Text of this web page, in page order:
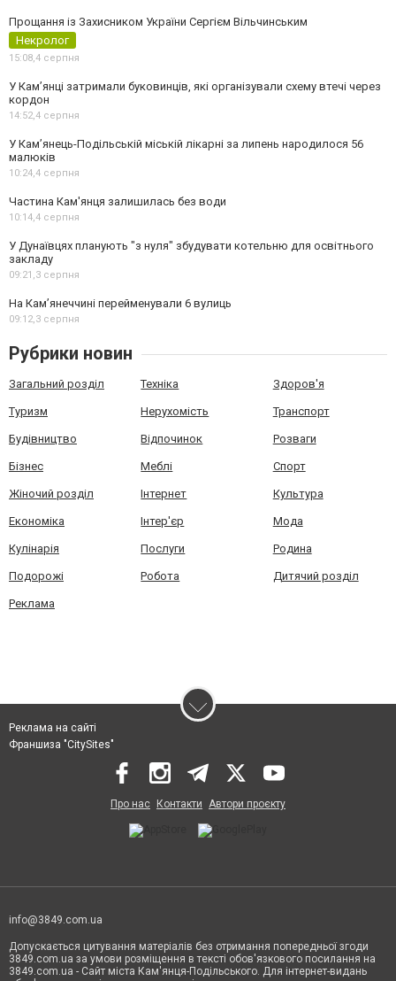
Прощання із Захисником України Сергієм Вільчинським
Некролог
15:08,4 серпня
У Кам’янці затримали буковинців, які організували схему втечі через
кордон
14:52,4 серпня
У Кам’янець-Подільській міській лікарні за липень народилося 56
малюків
10:24,4 серпня
Частина Кам'янця залишилась без води
10:14,4 серпня
У Дунаївцях планують "з нуля" збудувати котельню для освітнього
закладу
09:21,3 серпня
На Камʼянеччині перейменували 6 вулиць
09:12,3 серпня
Рубрики новин
Загальний розділ Техніка Здоров'я
Туризм Нерухомість Транспорт
Будівництво Відпочинок Розваги
Бізнес Меблі Спорт
Жіночий розділ Інтернет Культура
Економіка Інтер'єр Мода
Кулінарія Послуги Родина
Подорожі Робота Дитячий розділ
Реклама
Реклама на сайті
Франшиза "CitySites"
Про нас Контакти Автори проєкту
info@3849.com.ua
Допускається цитування матеріалів без отримання попередньої згоди
3849.com.ua за умови розміщення в тексті обов'язкового посилання на
3849.com.ua - Сайт міста Кам'янця-Подільського. Для інтернет-видань